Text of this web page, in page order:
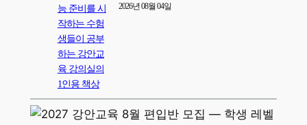
2026년 08월 04일